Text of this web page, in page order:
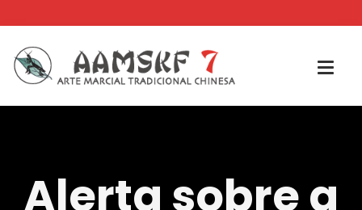
Alerta sobre a